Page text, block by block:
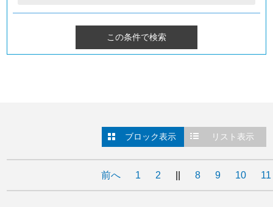
ブロック表示 リスト表示
前へ 1 2 8 9 10 11